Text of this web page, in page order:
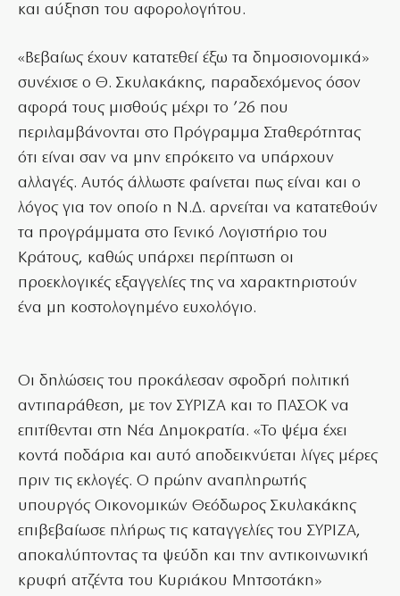
και αύξηση του αφορολογήτου.
«Βεβαίως έχουν κατατεθεί έξω τα δημοσιονομικά»
συνέχισε ο Θ. Σκυλακάκης, παραδεχόμενος όσον
αφορά τους μισθούς μέχρι το ’26 που
περιλαμβάνονται στο Πρόγραμμα Σταθερότητας
ότι είναι σαν να μην επρόκειτο να υπάρχουν
αλλαγές. Αυτός άλλωστε φαίνεται πως είναι και ο
λόγος για τον οποίο η Ν.Δ. αρνείται να κατατεθούν
τα προγράμματα στο Γενικό Λογιστήριο του
Κράτους, καθώς υπάρχει περίπτωση οι
προεκλογικές εξαγγελίες της να χαρακτηριστούν
ένα μη κοστολογημένο ευχολόγιο.
Οι δηλώσεις του προκάλεσαν σφοδρή πολιτική
αντιπαράθεση, με τον ΣΥΡΙΖΑ και το ΠΑΣΟΚ να
επιτίθενται στη Νέα Δημοκρατία. «Το ψέμα έχει
κοντά ποδάρια και αυτό αποδεικνύεται λίγες μέρες
πριν τις εκλογές. Ο πρώην αναπληρωτής
υπουργός Οικονομικών Θεόδωρος Σκυλακάκης
επιβεβαίωσε πλήρως τις καταγγελίες του ΣΥΡΙΖΑ,
αποκαλύπτοντας τα ψεύδη και την αντικοινωνική
κρυφή ατζέντα του Κυριάκου Μητσοτάκη»